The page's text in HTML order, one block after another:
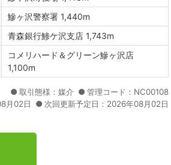
鰺ヶ沢警察署 1,440m
青森銀行鯵ケ沢支店 1,743m
コメリハード＆グリーン鰺ヶ沢店
1,100m
取引態様：媒介
管理コード：NC00108
月02日
次回更新予定日：2026年08月02日